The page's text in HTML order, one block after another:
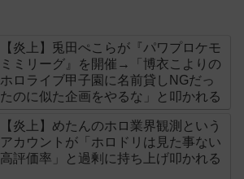
【炎上】兎田ぺこらが『パワプロケモ
ミミリーグ』を開催→「博衣こよりの
ホロライブ甲子園に名前貸しNGだっ
たのに似た企画をやるな」と叩かれる
【炎上】めたんのホロ業界観測という
アカウントが「ホロドリは見た事ない
高評価率」と過剰に持ち上げ叩かれる